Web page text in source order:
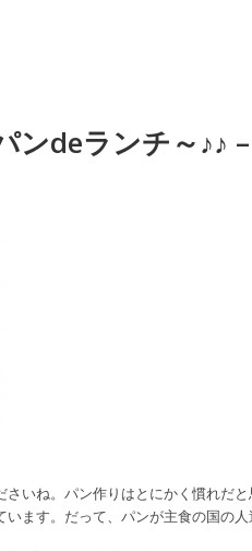
ンdeランチ～♪♪
いね。パン作りはとにかく慣れだと
ます。だって、パンが主食の国の